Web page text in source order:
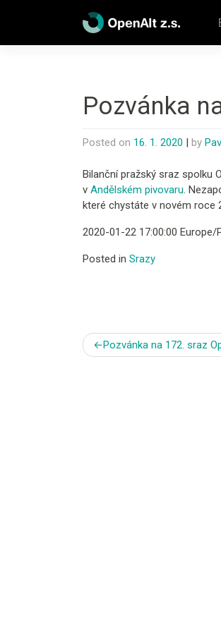
Pozvánka
Posted on 16. 1. 2020 by
Bilanční pražský sraz spolku
v Andělském pivovaru.
které chystáte v novém roce
2020-01-22 17:00:00 Europe/
Posted in Srazy
Navigace
Pozvánka na 172. sraz